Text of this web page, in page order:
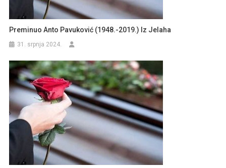
Preminuo Anto Pavuković (1948.-2019.) Iz Jelaha
31. srpnja 2024.